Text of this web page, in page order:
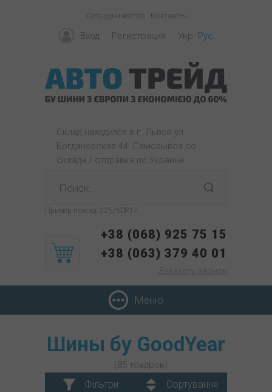
Сотрудничество Контакты
Вход Регистрация Укр Рус
Склад находится в г. Львов ул
Богдановская 44. Самовывоз со
склада / отправка по Украине
Пример поиска: 225/60R17
+38 (068) 925 75 15
+38 (063) 379 40 01
Заказать звонок
Меню
Шины бу GoodYear
(85 товаров)
Фільтри Сортування